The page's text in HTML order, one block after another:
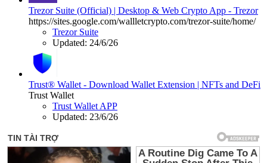
Trezor Suite (Official) | Desktop & Web Crypto App - Trezor
https://sites.google.com/wallletcrypto.com/trezor-suite/home/
Trezor Suite
Updated: 24/6/26
Trust® Wallet - Download Wallet Extension | NFTs and DeFi
Trust Wallet
Trust Wallet APP
Updated: 23/6/26